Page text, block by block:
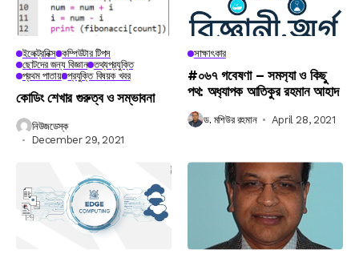
ইলেক্ট্রনিক্স কম্পিউটার টিপস
ছোটদের জন্য বিজ্ঞান তথ্যপ্রযুক্তি
প্রথম পাতায় প্রযুক্তি বিষয়ক খবর
কোডিং শেখার গুরুত্ব ও সম্ভাবনা
নিউজডেস্ক
December 29, 2021
সাক্ষাৎকার
#০৬৭ গবেষণা – সমস‍্যা ও কিছু
পথ: অধ‍্যাপক আতিকুর রহমান আহাদ
ড. মশিউর রহমান April 28, 2021